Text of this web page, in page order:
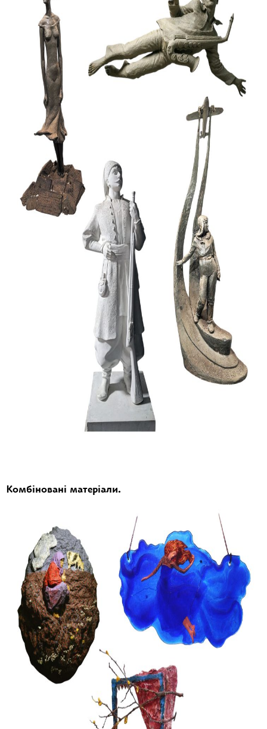
Комбіновані матеріали.